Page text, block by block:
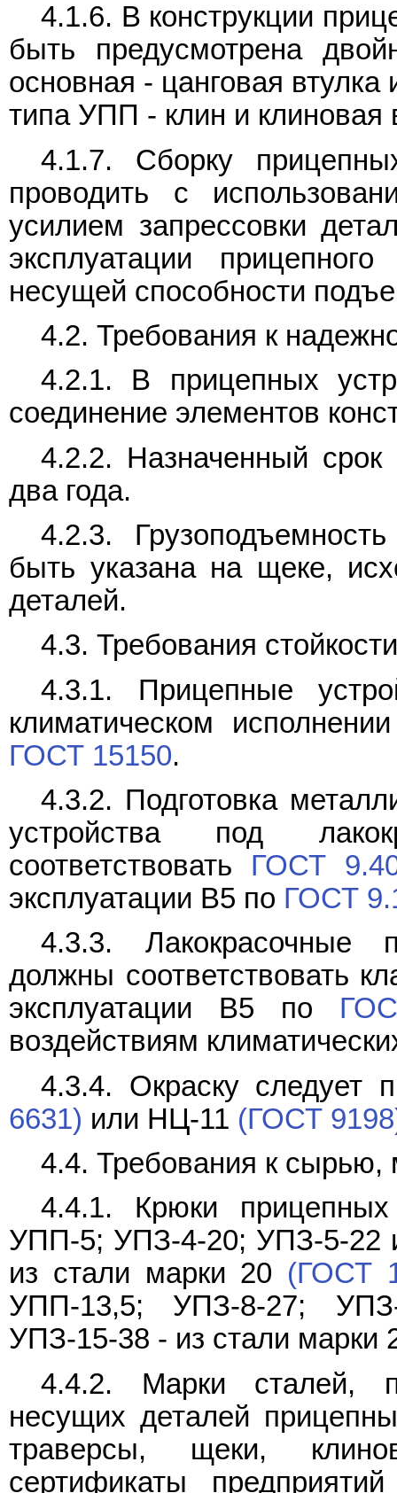
4.1.6. В конструкции
быть предусмотрена
основная - цанговая
типа УПП - клин и клиновая
4.1.7. Сборку
проводить с
усилием запрессовки
эксплуатации
несущей способности
4.2. Требования к
4.2.1. В прицепных
соединение элементов
4.2.2. Назначенный срок
два года.
4.2.3.
быть указана на щеке,
деталей.
4.3. Требования
4.3.1. Прицепные
климатическом
ГОСТ 15150.
4.3.2. Подготовка
устройства под
соответствовать ГОСТ
эксплуатации В5 по ГОСТ
4.3.3. Лакокрасочные
должны соответствовать
эксплуатации В5 по
воздействиям
4.3.4. Окраску
6631) или НЦ-11 (ГОСТ
4.4. Требования к сырью,
4.4.1. Крюки
УПП-5; УПЗ-4-20; УПЗ-5-22
из стали марки 20 (ГОСТ
УПП-13,5; УПЗ-8-27;
УПЗ-15-38 - из стали
4.4.2. Марки сталей,
несущих деталей
траверсы, щеки,
сертификаты